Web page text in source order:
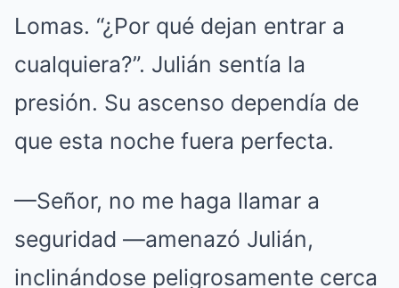
Lomas. “¿Por qué dejan entrar a
cualquiera?”. Julián sentía la
presión. Su ascenso dependía de
que esta noche fuera perfecta.
—Señor, no me haga llamar a
seguridad —amenazó Julián,
inclinándose peligrosamente cerca